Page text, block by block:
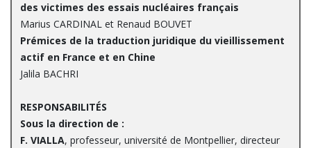
des victimes des essais nucléaires français
Marius CARDINAL et Renaud BOUVET
Prémices de la traduction juridique du vieillissement
actif en France et en Chine
Jalila BACHRI
RESPONSABILITÉS
Sous la direction de :
F. VIALLA, professeur, université de Montpellier, directeur